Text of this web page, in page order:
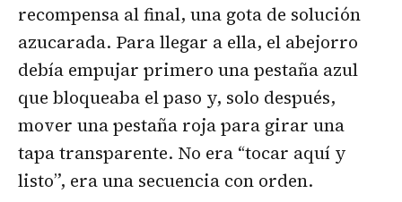
recompensa al final, una gota de solución
azucarada. Para llegar a ella, el abejorro
debía empujar primero una pestaña azul
que bloqueaba el paso y, solo después,
mover una pestaña roja para girar una
tapa transparente. No era “tocar aquí y
listo”, era una secuencia con orden.